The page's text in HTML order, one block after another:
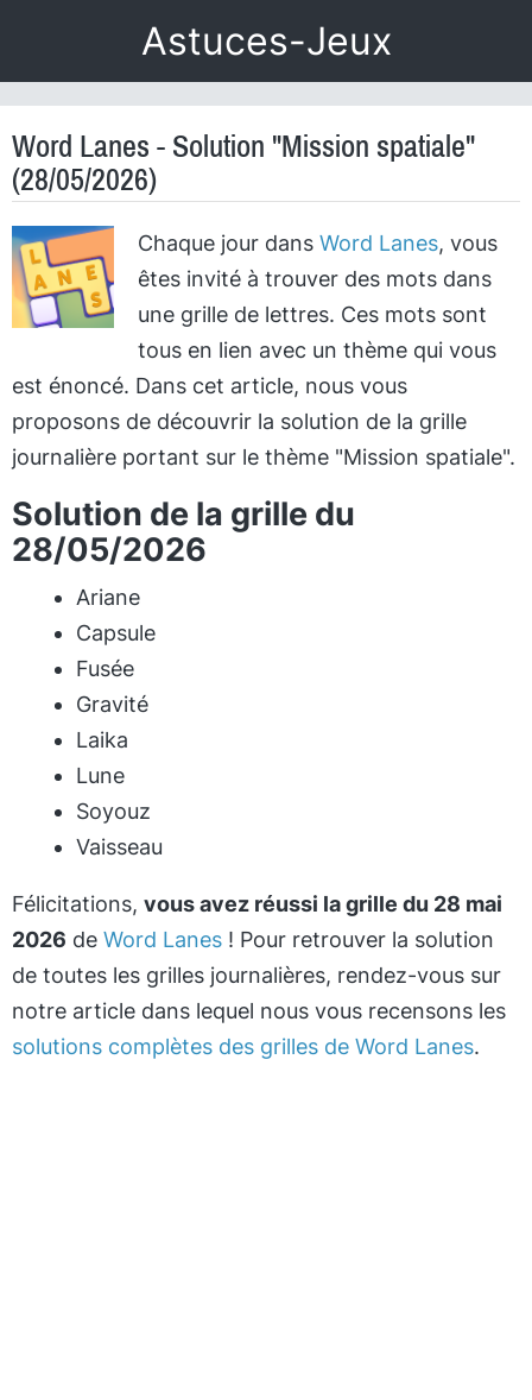
Astuces-Jeux
Word Lanes - Solution "Mission spatiale"
(28/05/2026)
Chaque jour dans Word Lanes, vous
êtes invité à trouver des mots dans
une grille de lettres. Ces mots sont
tous en lien avec un thème qui vous
est énoncé. Dans cet article, nous vous
proposons de découvrir la solution de la grille
journalière portant sur le thème "Mission spatiale".
Solution de la grille du
28/05/2026
Ariane
Capsule
Fusée
Gravité
Laika
Lune
Soyouz
Vaisseau
Félicitations, vous avez réussi la grille du 28 mai
2026 de Word Lanes ! Pour retrouver la solution
de toutes les grilles journalières, rendez-vous sur
notre article dans lequel nous vous recensons les
solutions complètes des grilles de Word Lanes.